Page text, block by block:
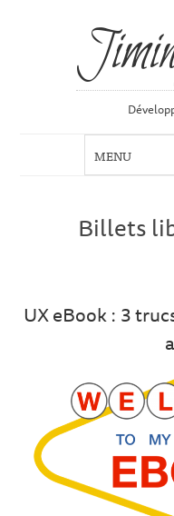
Billets
UX eBook : 3